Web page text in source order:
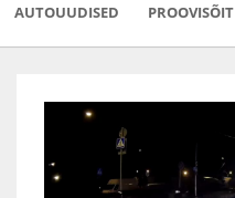
AUTOUUDISED PROOVISÕIT